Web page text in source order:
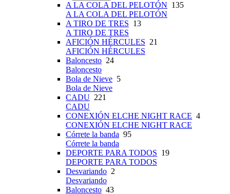
A LA COLA DEL PELOTÓN 135
A LA COLA DEL PELOTÓN
A TIRO DE TRES 13
A TIRO DE TRES
AFICIÓN HÉRCULES 21
AFICIÓN HÉRCULES
Baloncesto 24
Baloncesto
Bola de Nieve 5
Bola de Nieve
CADU 221
CADU
CONEXIÓN ELCHE NIGHT RACE 4
CONEXIÓN ELCHE NIGHT RACE
Córrete la banda 95
Córrete la banda
DEPORTE PARA TODOS 19
DEPORTE PARA TODOS
Desvariando 2
Desvariando
Baloncesto 43